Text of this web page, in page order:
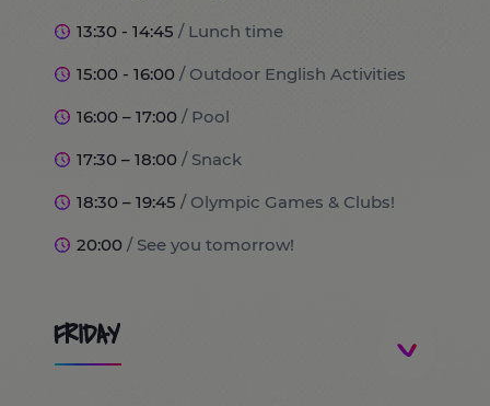
13:30 - 14:45 / Lunch time
15:00 - 16:00 / Outdoor English Activities
16:00 – 17:00 / Pool
17:30 – 18:00 / Snack
18:30 – 19:45 / Olympic Games & Clubs!
20:00 / See you tomorrow!
FRIDAY